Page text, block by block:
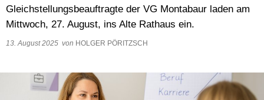
Wasser & Abwasser
Gleichstellungsbeauftragte der VG Montabaur laden am
Mittwoch, 27. August, ins Alte Rathaus ein.
13. August 2025 von HOLGER PÖRITZSCH